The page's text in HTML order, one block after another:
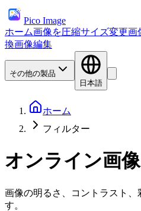
Pico Image
ホーム画像を圧縮サイズ変更画
換画像編集
その他の製品
日本語
ホーム
フィルター
オンライン画
画像の明るさ、コントラスト、
す。